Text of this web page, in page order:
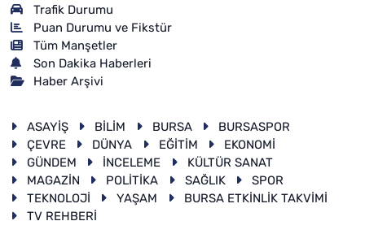
Trafik Durumu
Puan Durumu ve Fikstür
Tüm Manşetler
Son Dakika Haberleri
Haber Arşivi
ASAYİŞ BİLİM BURSA
BURSASPOR
ÇEVRE
DÜNYA EĞİTİM
EKONOMİ
GÜNDEM
İNCELEME
KÜLTÜR SANAT
MAGAZİN
POLİTİKA SAĞLIK
SPOR
TEKNOLOJİ
YAŞAM
BURSA ETKİNLİK TAKVİMİ
TV REHBERİ